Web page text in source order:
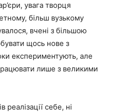
увага творця
більш вузькому
вчені з більшою
щось нове з
експериментують, але
лише з великими
реалізації себе, ні